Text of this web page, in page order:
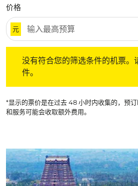
价格
元
没有符合您的筛选条件的机票。
件。
*显示的票价是在过去 48 小时内收集的，预
和服务可能会收取额外费用。